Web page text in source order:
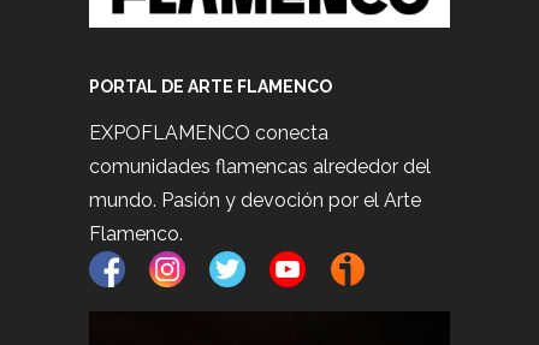
PORTAL DE ARTE FLAMENCO
EXPOFLAMENCO conecta
comunidades flamencas alrededor del
mundo. Pasión y devoción por el Arte
Flamenco.